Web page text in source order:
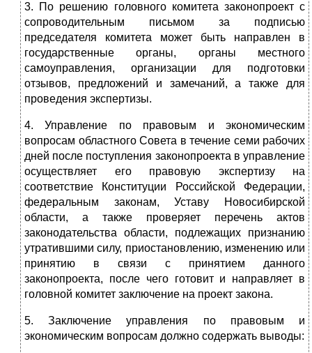
3. По решению головного комитета законопроект с
сопроводительным письмом за подписью
председателя комитета может быть направлен в
государственные органы, органы местного
самоуправления, организации для подготовки
отзывов, предложений и замечаний, а также для
проведения экспертизы.
4. Управление по правовым и экономическим
вопросам областного Совета в течение семи рабочих
дней после поступления законопроекта в управление
осуществляет его правовую экспертизу на
соответствие Конституции Российской Федерации,
федеральным законам, Уставу Новосибирской
области, а также проверяет перечень актов
законодательства области, подлежащих признанию
утратившими силу, приостановлению, изменению или
принятию в связи с принятием данного
законопроекта, после чего готовит и направляет в
головной комитет заключение на проект закона.
5. Заключение управления по правовым и
экономическим вопросам должно содержать выводы: